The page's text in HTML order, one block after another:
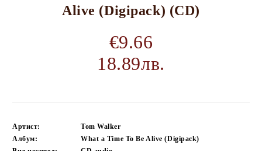
Alive (Digipack) (CD)
€9.66
18.89лв.
Артист:
Tom Walker
Албум:
What a Time To Be Alive (Digipack)